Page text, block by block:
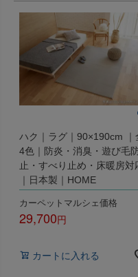
ハク｜ラグ｜90×190cm ｜
4色｜防炎・消臭・遊び毛
止・すべり止め・床暖房対
｜日本製｜HOME
カーペットマルシェ価格
29,700
カートに入れる